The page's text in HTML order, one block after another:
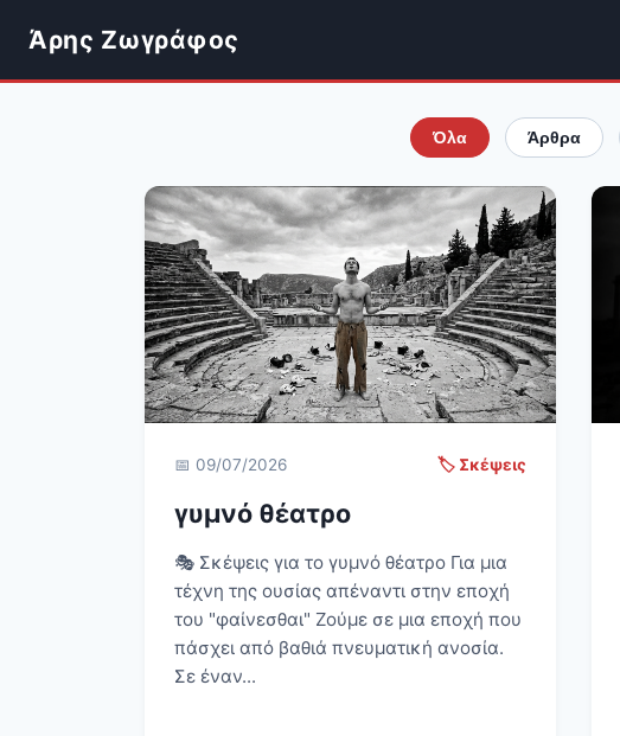
Άρης Ζωγράφος
Όλα Άρθρα
📅 09/07/2026 🏷️ Σκέψεις
γυμνό θέατρο
🎭 Σκέψεις για το γυμνό θέατρο Για μια
τέχνη της ουσίας απέναντι στην εποχή
του "φαίνεσθαι" Ζούμε σε μια εποχή που
πάσχει από βαθιά πνευματική ανοσία.
Σε έναν...